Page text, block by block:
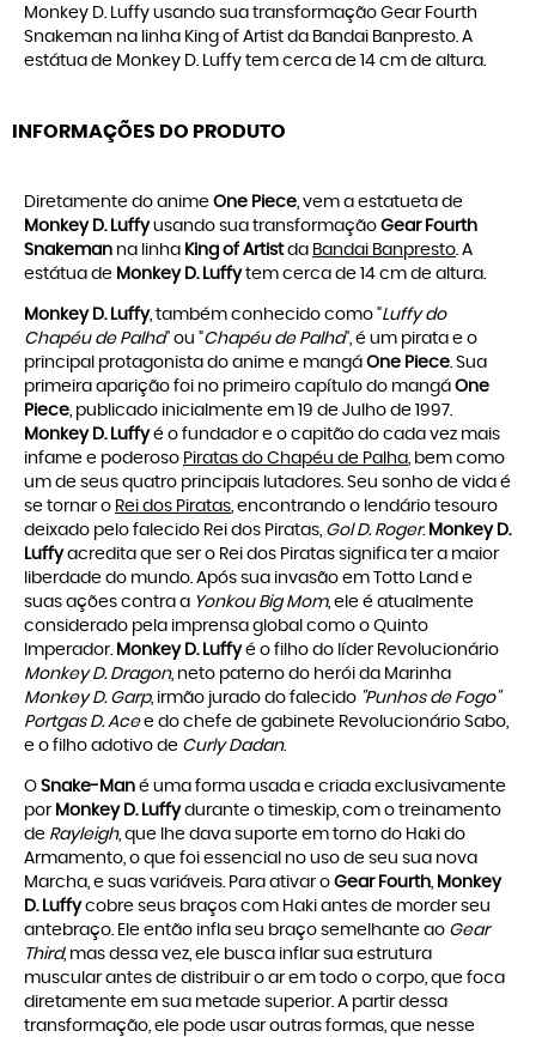
Monkey D. Luffy usando sua transformação Gear Fourth
Snakeman na linha King of Artist da Bandai Banpresto. A
estátua de Monkey D. Luffy tem cerca de 14 cm de altura.
INFORMAÇÕES DO PRODUTO
Diretamente do anime One Piece, vem a estatueta de
Monkey D. Luffyusando sua transformação Gear Fourth
Snakeman na linha King of Artistda Bandai Banpresto. A
estátua de Monkey D. Luffytem cerca de 14 cm de altura.
Monkey D. Luffy, também conhecido como "Luffy do
Chapéu de Palha" ou "Chapéu de Palha", é um pirata e o
principal protagonista do anime e mangá One Piece. Sua
primeira aparição foi no primeiro capítulo do mangá One
Piece, publicado inicialmente em 19 de Julho de 1997.
Monkey D. Luffyé o fundador e o capitão do cada vez mais
infame e poderoso Piratas do Chapéu de Palha, bem como
um de seus quatro principais lutadores. Seu sonho de vida é
se tornar o Rei dos Piratas, encontrando o lendário tesouro
deixado pelo falecido Rei dos Piratas, Gol D. Roger. Monkey D.
Luffyacredita que ser o Rei dos Piratas significa ter a maior
liberdade do mundo. Após sua invasão em Totto Land e
suas ações contra a Yonkou Big Mom, ele é atualmente
considerado pela imprensa global como o Quinto
Imperador. Monkey D. Luffyé o filho do líder Revolucionário
Monkey D. Dragon, neto paterno do herói da Marinha
Monkey D. Garp, irmão jurado do falecido "Punhos de Fogo"
Portgas D. Acee do chefe de gabinete Revolucionário Sabo,
e o filho adotivo de Curly Dadan.
O Snake-Man é uma forma usada e criada exclusivamente
por Monkey D. Luffydurante o timeskip, com o treinamento
de Rayleigh, que lhe dava suporte em torno do Haki do
Armamento, o que foi essencial no uso de seu sua nova
Marcha, e suas variáveis. Para ativar o Gear Fourth, Monkey
D. Luffycobre seus braços com Haki antes de morder seu
antebraço. Ele então infla seu braço semelhante ao Gear
Third, mas dessa vez, ele busca inflar sua estrutura
muscular antes de distribuir o ar em todo o corpo, que foca
diretamente em sua metade superior. A partir dessa
transformação, ele pode usar outras formas, que nesse